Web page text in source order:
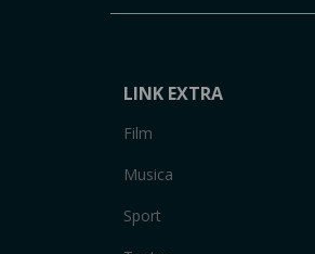
LINK EXTRA
Film
Musica
Sport